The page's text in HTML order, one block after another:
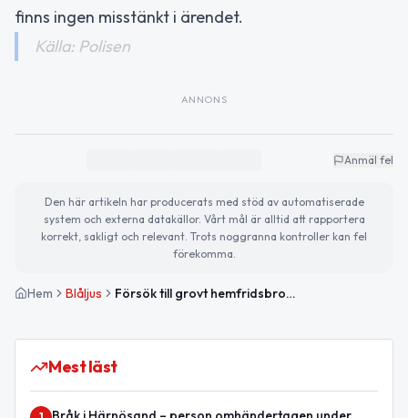
finns ingen misstänkt i ärendet.
Källa: Polisen
ANNONS
Anmäl fel
Den här artikeln har producerats med stöd av automatiserade
system och externa datakällor. Vårt mål är alltid att rapportera
korrekt, sakligt och relevant. Trots noggranna kontroller kan fel
förekomma.
Hem Blåljus Försök till grovt hemfridsbrott i Härnösand – man krossade bostadsrute
Mest läst